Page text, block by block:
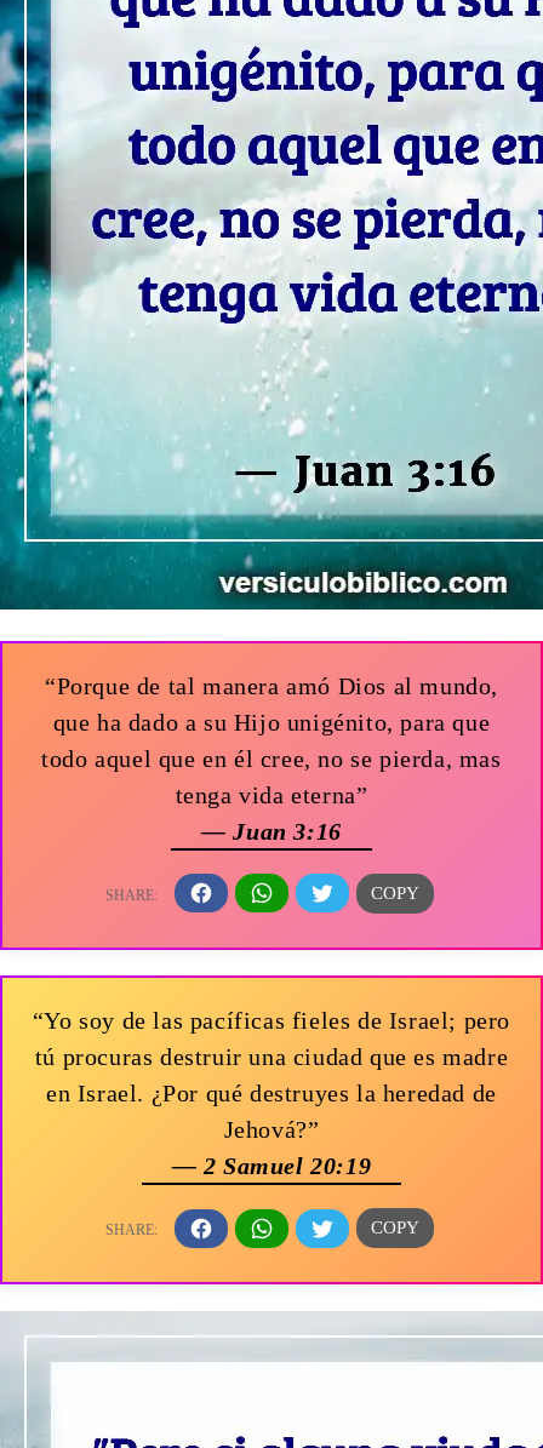
“Porque de tal manera amó Dios al mundo,
que ha dado a su Hijo unigénito, para que
todo aquel que en él cree, no se pierda, mas
tenga vida eterna”
— Juan 3:16
“Yo soy de las pacíficas fieles de Israel; pero
tú procuras destruir una ciudad que es madre
en Israel. ¿Por qué destruyes la heredad de
Jehová?”
— 2 Samuel 20:19